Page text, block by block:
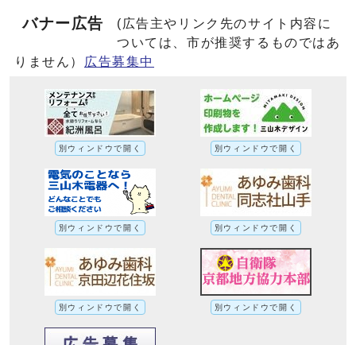
バナー広告
(広告主やリンク先のサイト内容に
ついては、市が推奨するものではあ
りません）
広告募集中
別ウィンドウで開く 別ウィンドウで開く
別ウィンドウで開く 別ウィンドウで開く
別ウィンドウで開く 別ウィンドウで開く